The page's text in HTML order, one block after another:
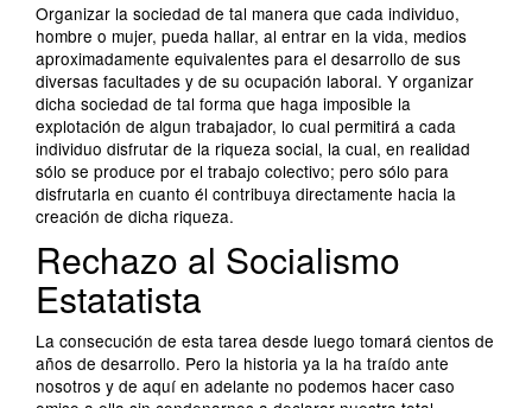
Organizar la sociedad de tal manera que cada individuo,
hombre o mujer, pueda hallar, al entrar en la vida, medios
aproximadamente equivalentes para el desarrollo de sus
diversas facultades y de su ocupación laboral. Y organizar
dicha sociedad de tal forma que haga imposible la
explotación de algun trabajador, lo cual permitirá a cada
individuo disfrutar de la riqueza social, la cual, en realidad
sólo se produce por el trabajo colectivo; pero sólo para
disfrutarla en cuanto él contribuya directamente hacia la
creación de dicha riqueza.
Rechazo al Socialismo
Estatatista
La consecución de esta tarea desde luego tomará cientos de
años de desarrollo. Pero la historia ya la ha traído ante
nosotros y de aquí en adelante no podemos hacer caso